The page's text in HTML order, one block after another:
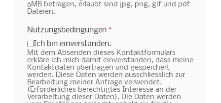
6MB betragen, erlaubt sind jpg, png, gif und pdf
Dateien.
Nutzungsbedingungen *
Ich bin einverstanden.
Mit dem Absenden dieses Kontaktformulars
erkläre ich mich damit einverstanden, dass meine
Kontaktdaten übertragen und gespeichert
werden. Diese Daten werden ausschliesslich zur
Bearbeitung meiner Anfrage verwendet.
(Erforderliches berechtigtes Interesse an der
Verarbeitung dieser Daten). Die Daten werden